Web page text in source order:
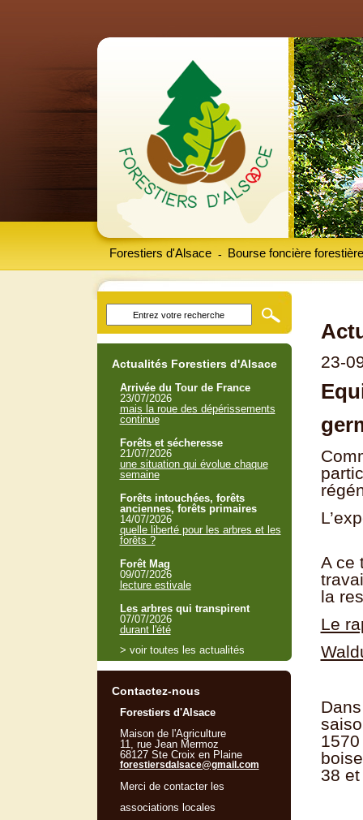
Forestiers d'Alsace Bourse foncière forestière
-
23-
A ce
la
Le
38
Actualités Forestiers d'Alsace
Arrivée du Tour de France
23/07/2026
mais la roue des dépérissements
continue
Forêts et sécheresse
21/07/2026
une situation qui évolue chaque
semaine
Forêts intouchées, forêts
anciennes, forêts primaires
14/07/2026
quelle liberté pour les arbres et les
forêts ?
Forêt Mag
09/07/2026
lecture estivale
Les arbres qui transpirent
07/07/2026
durant l'été
> voir toutes les actualités
Contactez-nous
Forestiers d'Alsace
Maison de l'Agriculture
11, rue Jean Mermoz
68127 Ste Croix en Plaine
forestiersdalsace@gmail.com
Merci de contacter les
associations locales